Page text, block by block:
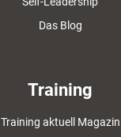
Das Blog
Training
Training aktuell Magazin